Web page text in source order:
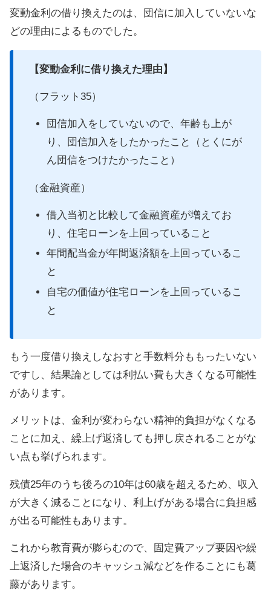
変動金利の借り換えたのは、団信に加入していないな
どの理由によるものでした。
【変動金利に借り換えた理由】
（フラット35）
団信加入をしていないので、年齢も上が
り、団信加入をしたかったこと（とくにが
ん団信をつけたかったこと）
（金融資産）
借入当初と比較して金融資産が増えてお
り、住宅ローンを上回っていること
年間配当金が年間返済額を上回っているこ
と
自宅の価値が住宅ローンを上回っているこ
と
もう一度借り換えしなおすと手数料分ももったいない
ですし、結果論としては利払い費も大きくなる可能性
があります。
メリットは、金利が変わらない精神的負担がなくなる
ことに加え、繰上げ返済しても押し戻されることがな
い点も挙げられます。
残債25年のうち後ろの10年は60歳を超えるため、収入
が大きく減ることになり、利上げがある場合に負担感
が出る可能性もあります。
これから教育費が膨らむので、固定費アップ要因や繰
上返済した場合のキャッシュ減などを作ることにも葛
藤があります。